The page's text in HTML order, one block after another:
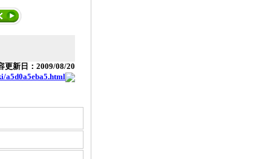
更新日：2009/08/20
a5d0a5eba5.html